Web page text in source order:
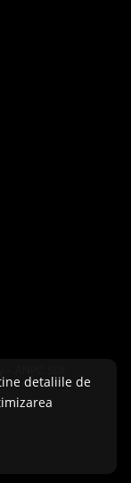
detaliile de